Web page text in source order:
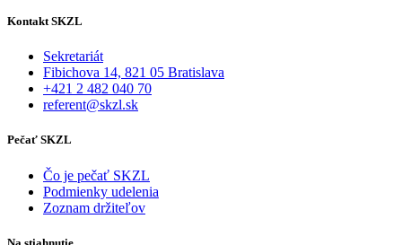
Kontakt SKZL
Sekretariát
Fibichova 14, 821 05 Bratislava
+421 2 482 040 70
referent@skzl.sk
Pečať SKZL
Čo je pečať SKZL
Podmienky udelenia
Zoznam držiteľov